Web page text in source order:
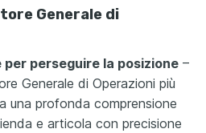
Generale di
per perseguire la posizione –
Generale di Operazioni più
una profonda comprensione
e articola con precisione